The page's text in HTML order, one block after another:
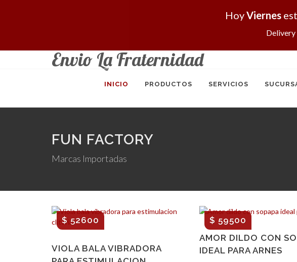
HoyViernes
Delivery
Envio La Fraternidad
INICIO PRODUCTOS SERVICIOS
FUN FACTORY
Marcas Importadas
VIOLA BALA VIBRADORA
$ 52600
AMOR DILDO CON
IDEAL PARA ARNES
$ 59500